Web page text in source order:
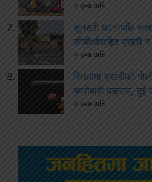
२ हप्ता अघि
सुनसरी घटनापछि
सीडीओसहित प्रहरी
२ हप्ता अघि
सिरहामा प्रहरीको
कारोबारी पक्राउ, दुई
२ हप्ता अघि